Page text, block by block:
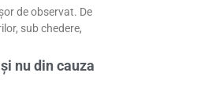
de observat. De
sub chedere,
nu din cauza